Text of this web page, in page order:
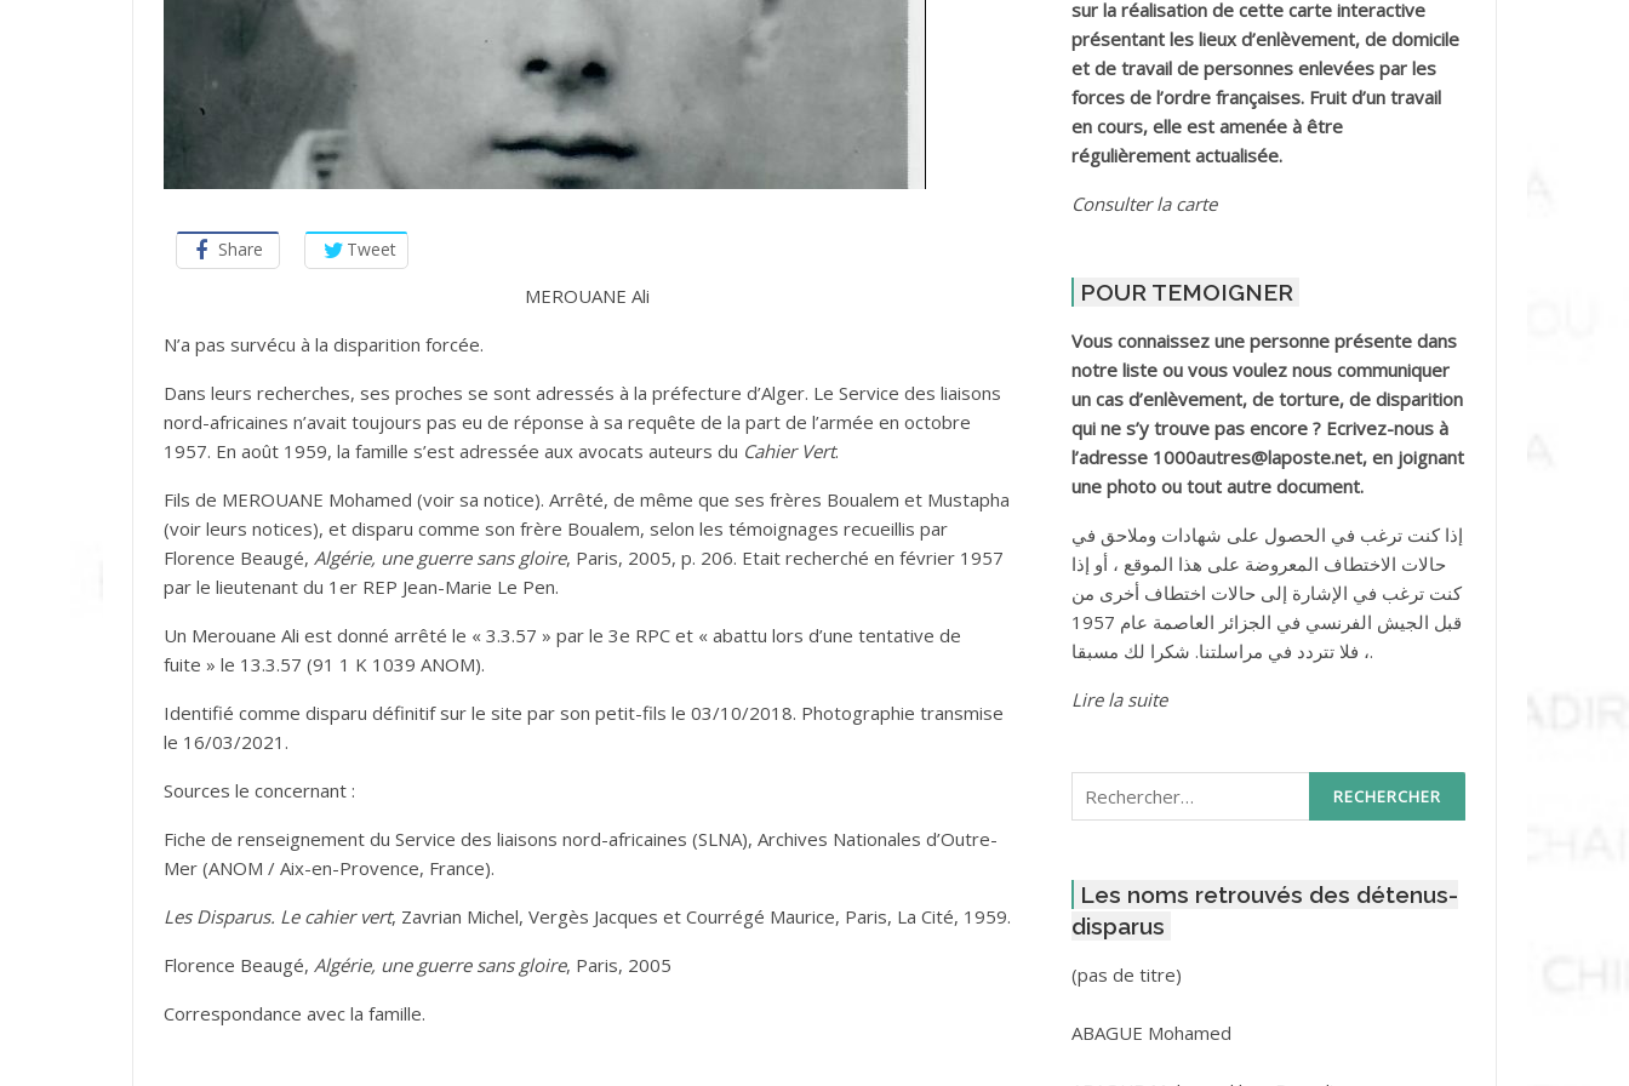
Share Tweet
MEROUANE Ali
N’a pas survécu à la disparition forcée.
Dans leurs recherches, ses proches se sont adressés à la préfecture d’Alger. Le Service des liaisons
nord-africaines n’avait toujours pas eu de réponse à sa requête de la part de l’armée en octobre
1957. En août 1959, la famille s’est adressée aux avocats auteurs du Cahier Vert.
Fils de MEROUANE Mohamed (voir sa notice). Arrêté, de même que ses frères Boualem et Mustapha
(voir leurs notices), et disparu comme son frère Boualem, selon les témoignages recueillis par
Florence Beaugé, Algérie, une guerre sans gloire, Paris, 2005, p. 206. Etait recherché en février 1957
par le lieutenant du 1er REP Jean-Marie Le Pen.
Un Merouane Ali est donné arrêté le « 3.3.57 » par le 3e RPC et « abattu lors d’une tentative de
fuite » le 13.3.57 (91 1 K 1039 ANOM).
Identifié comme disparu définitif sur le site par son petit-fils le 03/10/2018. Photographie transmise
le 16/03/2021.
Sources le concernant :
Fiche de renseignement du Service des liaisons nord-africaines (SLNA), Archives Nationales d’Outre-
Mer (ANOM / Aix-en-Provence, France).
Les Disparus. Le cahier vert, Zavrian Michel, Vergès Jacques et Courrégé Maurice, Paris, La Cité, 1959.
Florence Beaugé, Algérie, une guerre sans gloire, Paris, 2005
Correspondance avec la famille.
sur la réalisation de cette carte interactive
présentant les lieux d’enlèvement, de domicile
et de travail de personnes enlevées par les
forces de l’ordre françaises. Fruit d’un travail
en cours, elle est amenée à être
régulièrement actualisée.
Consulter la carte
POUR TEMOIGNER
Vous connaissez une personne présente dans
notre liste ou vous voulez nous communiquer
un cas d’enlèvement, de torture, de disparition
qui ne s’y trouve pas encore ? Ecrivez-nous à
l’adresse 1000autres@laposte.net, en joignant
une photo ou tout autre document.
إذا كنت ترغب في الحصول على شهادات وملاحق في
حالات الاختطاف المعروضة على هذا الموقع ، أو إذا
كنت ترغب في الإشارة إلى حالات اختطاف أخرى من
قبل الجيش الفرنسي في الجزائر العاصمة عام 1957
، فلا تتردد في مراسلتنا. شكرا لك مسبقا.
Lire la suite
Rechercher :
Les noms retrouvés des détenus-
disparus
(pas de titre)Post
3416
ABAGUE Mohamed